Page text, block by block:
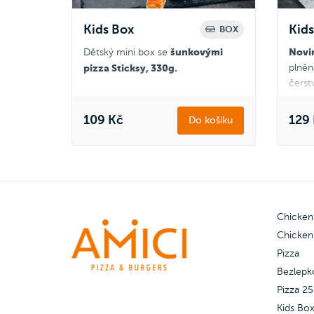
Kids Box BOX
Dětský mini box se šunkovými
pizza Sticksy, 330g.
programu a získej zpět 10 Amici
Jak to funguje?
109 Kč Do košíku 129
Chicken
Pizza
Pizza
Kids Box